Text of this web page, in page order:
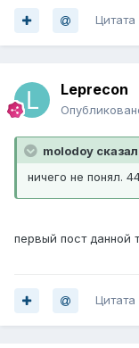
Цитата
Leprecon
molodoy
ничего не понял.
первый пост данной
Цитата